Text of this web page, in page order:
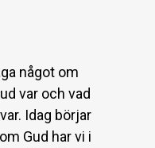
något om
var och vad
Idag börjar
Gud har vi i